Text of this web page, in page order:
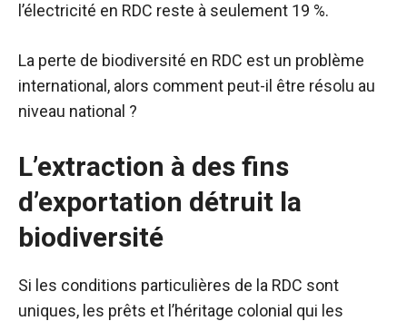
l’électricité en RDC reste à seulement 19 %.
La perte de biodiversité en RDC est un problème
international, alors comment peut-il être résolu au
niveau national ?
L’extraction à des fins
d’exportation détruit la
biodiversité
Si les conditions particulières de la RDC sont
uniques, les prêts et l’héritage colonial qui les